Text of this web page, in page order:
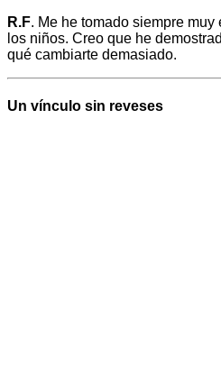
R.F. Me he tomado siempre
los niños. Creo que he
qué cambiarte demasiado.
Un vínculo sin reveses